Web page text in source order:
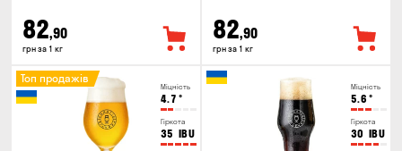
82,90
грн за 1 кг
82,90
грн за 1 кг
Міцність
4.7 °
Гіркота
35 IBU
Топ продажів
Міцність
5.6 °
Гіркота
30 IBU